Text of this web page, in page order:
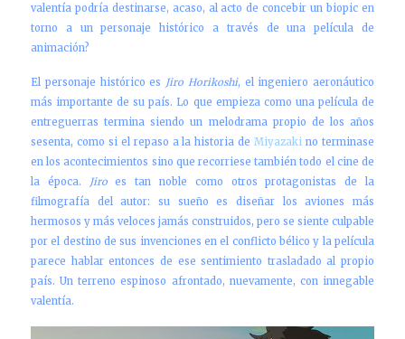
valentía podría destinarse, acaso, al acto de concebir un biopic en
torno a un personaje histórico a través de una película de
animación?
El personaje histórico es Jiro Horikoshi, el ingeniero aeronáutico
más importante de su país. Lo que empieza como una película de
entreguerras termina siendo un melodrama propio de los años
sesenta, como si el repaso a la historia deMiyazaki no terminase
en los acontecimientos sino que recorriese también todo el cine de
la época. Jiroes tan noble como otros protagonistas de la
filmografía del autor: su sueño es diseñar los aviones más
hermosos y más veloces jamás construidos, pero se siente culpable
por el destino de sus invenciones en el conflicto bélico y la película
parece hablar entonces de ese sentimiento trasladado al propio
país. Un terreno espinoso afrontado, nuevamente, con innegable
valentía.